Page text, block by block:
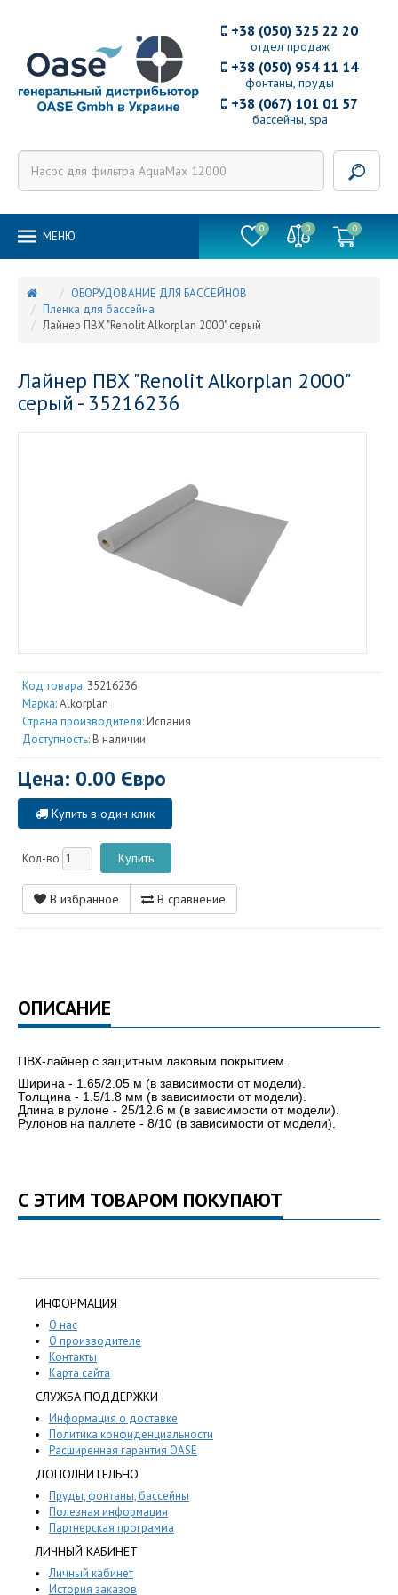
отдел продаж
+38 (050) 325 22 20
фонтаны, пруды
+38 (050) 954 11 14
бассейны, spa
+38 (067) 101 01 57
MEНЮ
0 0 0
ОБОРУДОВАНИЕ ДЛЯ БАССЕЙНОВ
Пленка для бассейна
Лайнер ПВХ "Renolit Alkorplan 2000" серый
Лайнер ПВХ "Renolit Alkorplan 2000"
серый - 35216236
Код товара: 35216236
Марка:Alkorplan
Страна производителя: Испания
Доступность: В наличии
Цена: 0.00 Євро
Купить в один клик
Кол-во
В избранное В сравнение
ОПИСАНИЕ
ПВХ-лайнер с защитным лаковым покрытием.
Ширина - 1.65/2.05 м (в зависимости от модели).
Толщина - 1.5/1.8 мм (в зависимости от модели).
Длина в рулоне - 25/12.6 м (в зависимости от модели).
Рулонов на паллете - 8/10 (в зависимости от модели).
С ЭТИМ ТОВАРОМ ПОКУПАЮТ
ИНФОРМАЦИЯ
О нас
О производителе
Контакты
Карта сайта
СЛУЖБА ПОДДЕРЖКИ
Информация о доставке
Политика конфиденциальности
Расширенная гарантия OASE
ДОПОЛНИТЕЛЬНО
Пруды, фонтаны, бассейны
Полезная информация
Партнерская программа
ЛИЧНЫЙ КАБИНЕТ
Личный кабинет
История заказов